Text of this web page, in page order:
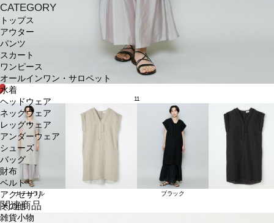
CATEGORY
トップス
アウター
パンツ
スカート
ワンピース
オールインワン・サロペット
水着
ヘッドウェア
ネックウェア
レッグウェア
アンダーウェア
シューズ
バッグ
財布
ベルト
アクセサリ
その他
雑貨小物
11
ナチュラル ブラック
関連商品